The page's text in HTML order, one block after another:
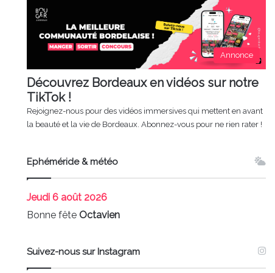
Annonce
Découvrez Bordeaux en vidéos sur notre
TikTok !
Rejoignez-nous pour des vidéos immersives qui mettent en avant
la beauté et la vie de Bordeaux. Abonnez-vous pour ne rien rater !
Ephéméride & météo
Jeudi 6 août 2026
Bonne fête Octavien
Suivez-nous sur Instagram